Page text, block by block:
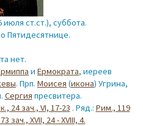
июля ст.ст.), суббота.
Пятидесятнице.
нет.
и Ермократа, иереев
. Прп. Моисея (икона) Угрина,
Сергия пресвитера.
24 зач., VI, 17-23 . Ряд.: Рим., 119
зач., XVII, 24 - XVIII, 4.